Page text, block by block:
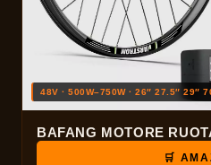
48V · 500W–750W · 26″ 27.5″ 29″
BAFANG MOTORE
🛒